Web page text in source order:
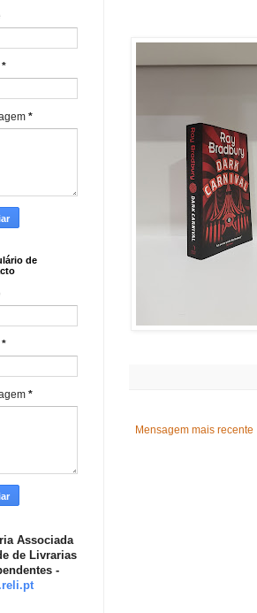
Mensagem mais recente
*
*
de
*
*
Associada
de Livrarias
-